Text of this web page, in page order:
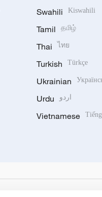
Swahili Kiswahili
Tamil தமிழ்
Thai ไทย
Turkish Türkçe
Ukrainian
Urdu اردو
Vietnamese